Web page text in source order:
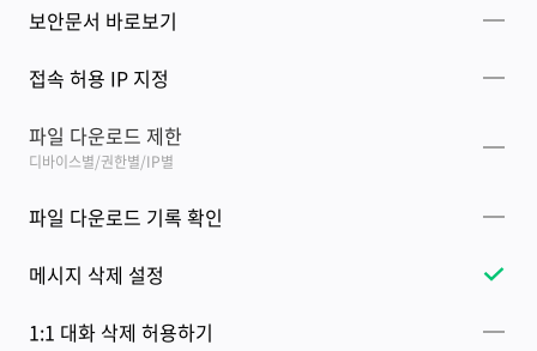
보안문서 바로보기
접속 허용 IP 지정
파일 다운로드 제한
디바이스별/권한별/IP별
파일 다운로드 기록 확인
메시지 삭제 설정
1:1 대화 삭제 허용하기